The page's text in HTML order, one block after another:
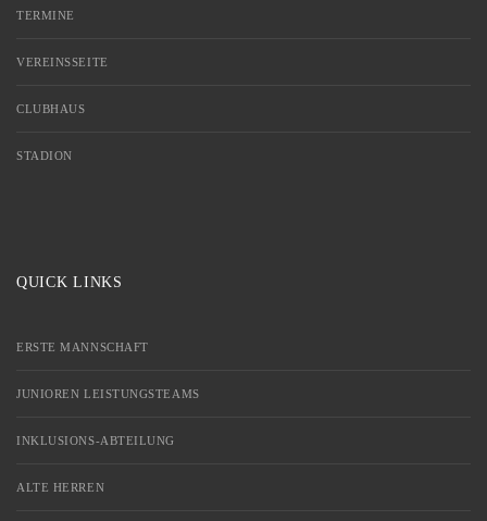
TERMINE
VEREINSSEITE
CLUBHAUS
STADION
QUICK LINKS
ERSTE MANNSCHAFT
JUNIOREN LEISTUNGSTEAMS
INKLUSIONS-ABTEILUNG
ALTE HERREN